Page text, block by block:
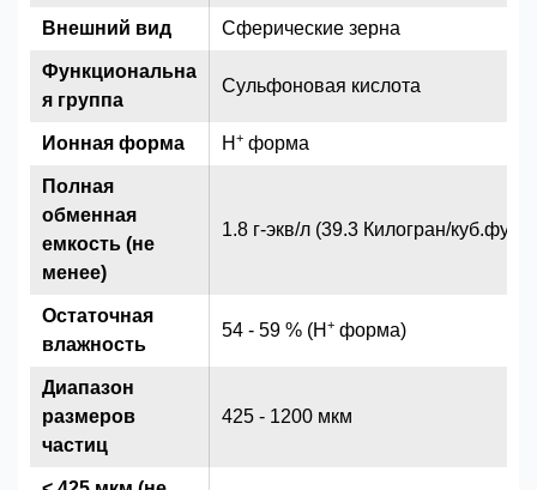
Сферические зерна
Сульфоновая кислота
H + форма
1.8 г-экв/л (39.3 Килогран/куб.фут)
54 - 59 % (H + форма)
425 - 1200 мкм
Внешний вид
Функциональна
я группа
Ионная форма
Полная
обменная
емкость (не
менее)
Остаточная
влажность
Диапазон
размеров
частиц